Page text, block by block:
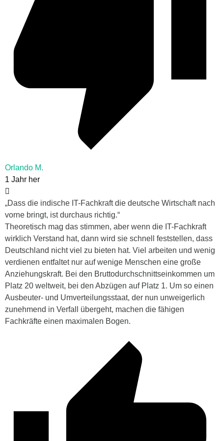
Orlando M.
1 Jahr her
„Dass die indische IT-Fachkraft die deutsche Wirtschaft nach
vorne bringt, ist durchaus richtig.“
Theoretisch mag das stimmen, aber wenn die IT-Fachkraft
wirklich Verstand hat, dann wird sie schnell feststellen, dass
Deutschland nicht viel zu bieten hat. Viel arbeiten und wenig
verdienen entfaltet nur auf wenige Menschen eine große
Anziehungskraft. Bei den Bruttodurchschnittseinkommen um
Platz 20 weltweit, bei den Abzügen auf Platz 1. Um so einen
Ausbeuter- und Umverteilungsstaat, der nun unweigerlich
zunehmend in Verfall übergeht, machen die fähigen
Fachkräfte einen maximalen Bogen.